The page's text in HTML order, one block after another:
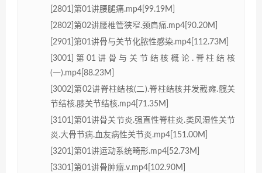
[2801]第01讲腰腿痛.mp4[99.19M]
[2802]第02讲腰椎管狭窄.颈肩痛.mp4[90.20M]
[2901]第01讲骨与关节化脓性感染.mp4[112.73M]
[3001]第01讲骨与关节结核概论.脊柱结核
(一).mp4[88.23M]
[3002]第02讲脊柱结核(二).脊柱结核并发截瘫.髋关
节结核.膝关节结核.mp4[71.35M]
[3101]第01讲骨关节炎.强直性脊柱炎.类风湿性关节
炎.大骨节病.血友病性关节炎.mp4[151.00M]
[3201]第01讲运动系统畸形.mp4[52.73M]
[3301]第01讲骨肿瘤.v.mp4[102.90M]